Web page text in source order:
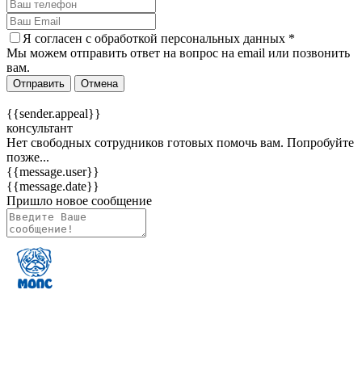
Я согласен c обработкой персональных данных *
Мы можем отправить ответ на вопрос на email или позвонить
вам.
Отправить Отмена
{{sender.appeal}}
консультант
Нет свободных сотрудников готовых помочь вам. Попробуйте
позже...
{{message.user}}
{{message.date}}
Пришло новое сообщение